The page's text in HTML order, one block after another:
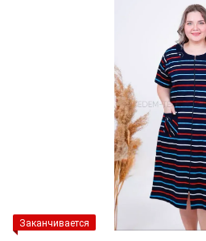
Заканчивается